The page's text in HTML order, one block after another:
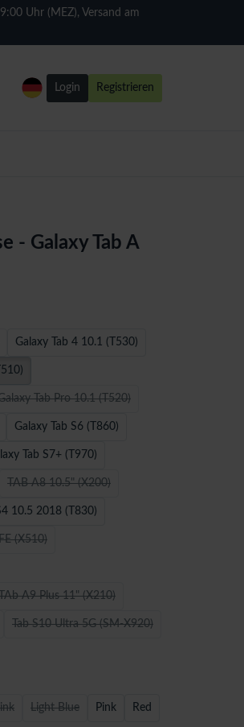
Uhr (MEZ), Versand am
Login Registrieren
- Galaxy Tab A
Galaxy Tab 4 10.1 (T530)
Tab Pro 10.1 (T520)
Galaxy Tab S6 (T860)
Tab S7+ (T970)
TAB A8 10.5" (X200)
10.5 2018 (T830)
(X510)
A9 Plus 11" (X210)
Tab S10 Ultra 5G (SM-X920)
Light Blue Pink Red